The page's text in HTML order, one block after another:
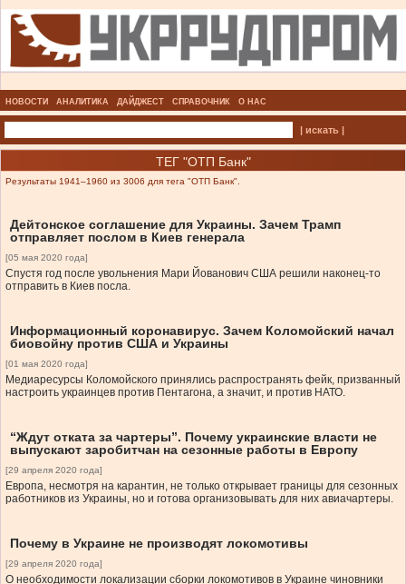
НОВОСТИ АНАЛИТИКА ДАЙДЖЕСТ СПРАВОЧНИК О НАС
| искать |
ТЕГ "ОТП Банк"
Результаты 1941–1960 из 3006 для тега "ОТП Банк".
Дейтонское соглашение для Украины. Зачем Трамп
отправляет послом в Киев генерала
[05 мая 2020 года]
Спустя год после увольнения Мари Йованович США решили наконец-то
отправить в Киев посла.
Информационный коронавирус. Зачем Коломойский начал
биовойну против США и Украины
[01 мая 2020 года]
Медиаресурсы Коломойского принялись распространять фейк, призванный
настроить украинцев против Пентагона, а значит, и против НАТО.
“Ждут отката за чартеры”. Почему украинские власти не
выпускают заробитчан на сезонные работы в Европу
[29 апреля 2020 года]
Европа, несмотря на карантин, не только открывает границы для сезонных
работников из Украины, но и готова организовывать для них авиачартеры.
Почему в Украине не производят локомотивы
[29 апреля 2020 года]
О необходимости локализации сборки локомотивов в Украине чиновники